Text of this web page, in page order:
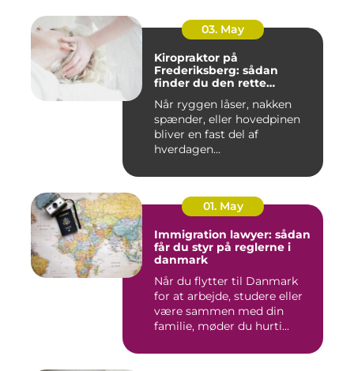
03. May
Kiropraktor på
Frederiksberg: sådan
finder du den rette
Når ryggen låser, nakken
spænder, eller hovedpinen
bliver en fast del af
hverdagen...
01. May
Immigration lawyer: sådan
får du styr på reglerne i
danmark
Når du flytter til Danmark
for at arbejde, studere eller
være sammen med din
familie, møder du hurti...